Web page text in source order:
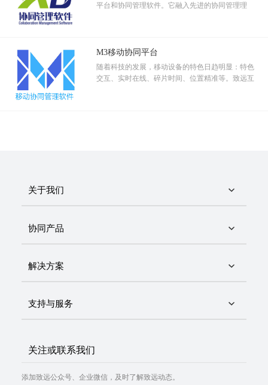
地应用，不仅帮助久久丫实现了规模扩张后的信息化升级，提升了久
久丫的组织管理运营绩效，更协助久久丫迈出了企业互联网发展的一
平台和协同管理软件。它融入先进的协同管理理
M3移动协同平台
随着科技的发展，移动设备的特色日趋明显：特色
交互、实时在线、碎片时间、位置精准等。致远互
关于我们
协同产品
解决方案
支持与服务
关注或联系我们
添加致远公众号、企业微信，及时了解致远动态。